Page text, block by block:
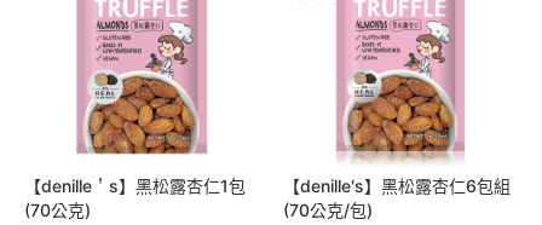
【denille＇s】黑松露杏仁1包
(70公克)
【denille′s】黑松露杏仁6包組
(70公克/包)